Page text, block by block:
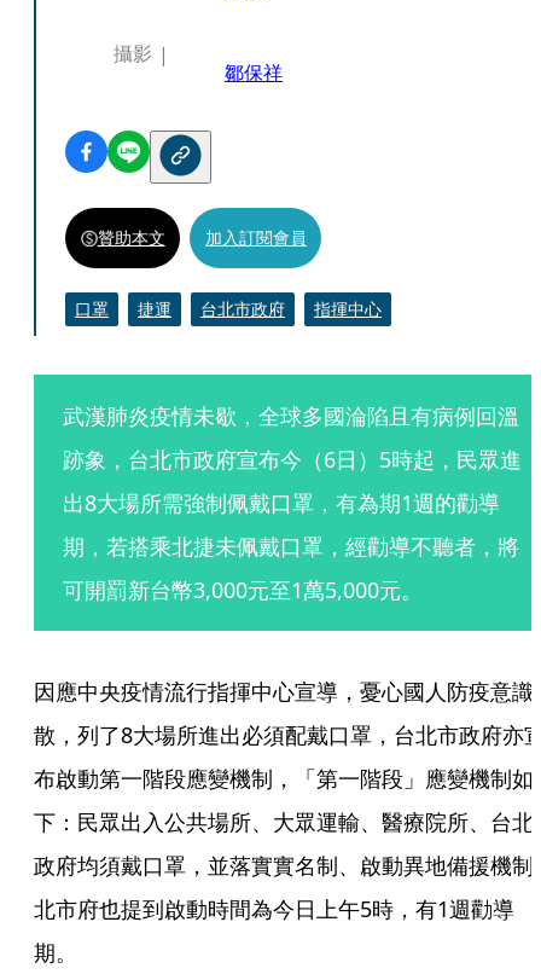
攝影
鄒保祥
贊助本文 加入訂閱會員
口罩 捷運 台北市政府 指揮中心
武漢肺炎疫情未歇，全球多國淪陷且有病例回溫
跡象，台北市政府宣布今（6日）5時起，民眾進
出8大場所需強制佩戴口罩，有為期1週的勸導
期，若搭乘北捷未佩戴口罩，經勸導不聽者，將
可開罰新台幣3,000元至1萬5,000元。
因應中央疫情流行指揮中心宣導，憂心國人防疫意識
散，列了8大場所進出必須配戴口罩，台北市政府亦
布啟動第一階段應變機制，「第一階段」應變機制如
下：民眾出入公共場所、大眾運輸、醫療院所、台北
政府均須戴口罩，並落實實名制、啟動異地備援機制
北市府也提到啟動時間為今日上午5時，有1週勸導
期。